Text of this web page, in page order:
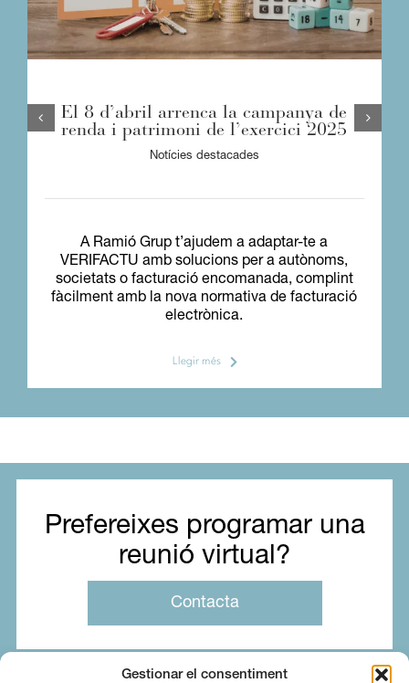
Gestionar el consentiment
El 8 d’abril arrenca la campanya de
renda i patrimoni de l’exercici 2025
Notícies destacades
A Ramió Grup t’ajudem a adaptar-te a
VERIFACTU amb solucions per a autònoms,
societats o facturació encomanada, complint
fàcilment amb la nova normativa de facturació
electrònica.
Llegir més
Prefereixes programar una
reunió virtual?
Contacta